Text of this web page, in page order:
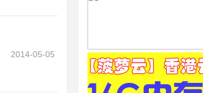
2014-05-05